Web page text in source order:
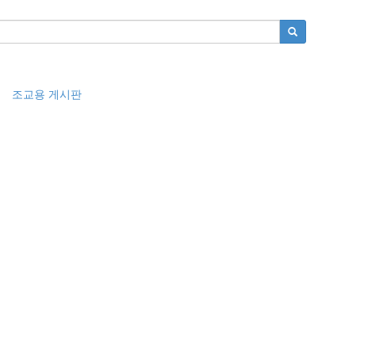
조교용 게시판